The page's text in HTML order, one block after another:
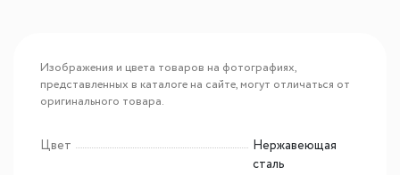
Изображения и цвета товаров на фотографиях,
представленных в каталоге на сайте, могут отличаться от
оригинального товара.
Цвет
Нержавеющая
сталь